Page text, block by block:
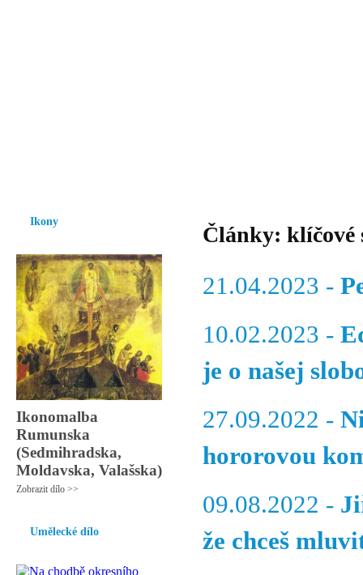
Ikony
Ikonomalba
Rumunska
(Sedmihradska,
Moldavska, Valašska)
Zobrazit dílo >>
Umělecké dílo
Články: klíčové
21.04.2023 -
10.02.2023 -
je o našej
27.09.2022 -
hororovou
09.08.2022 -
že chceš